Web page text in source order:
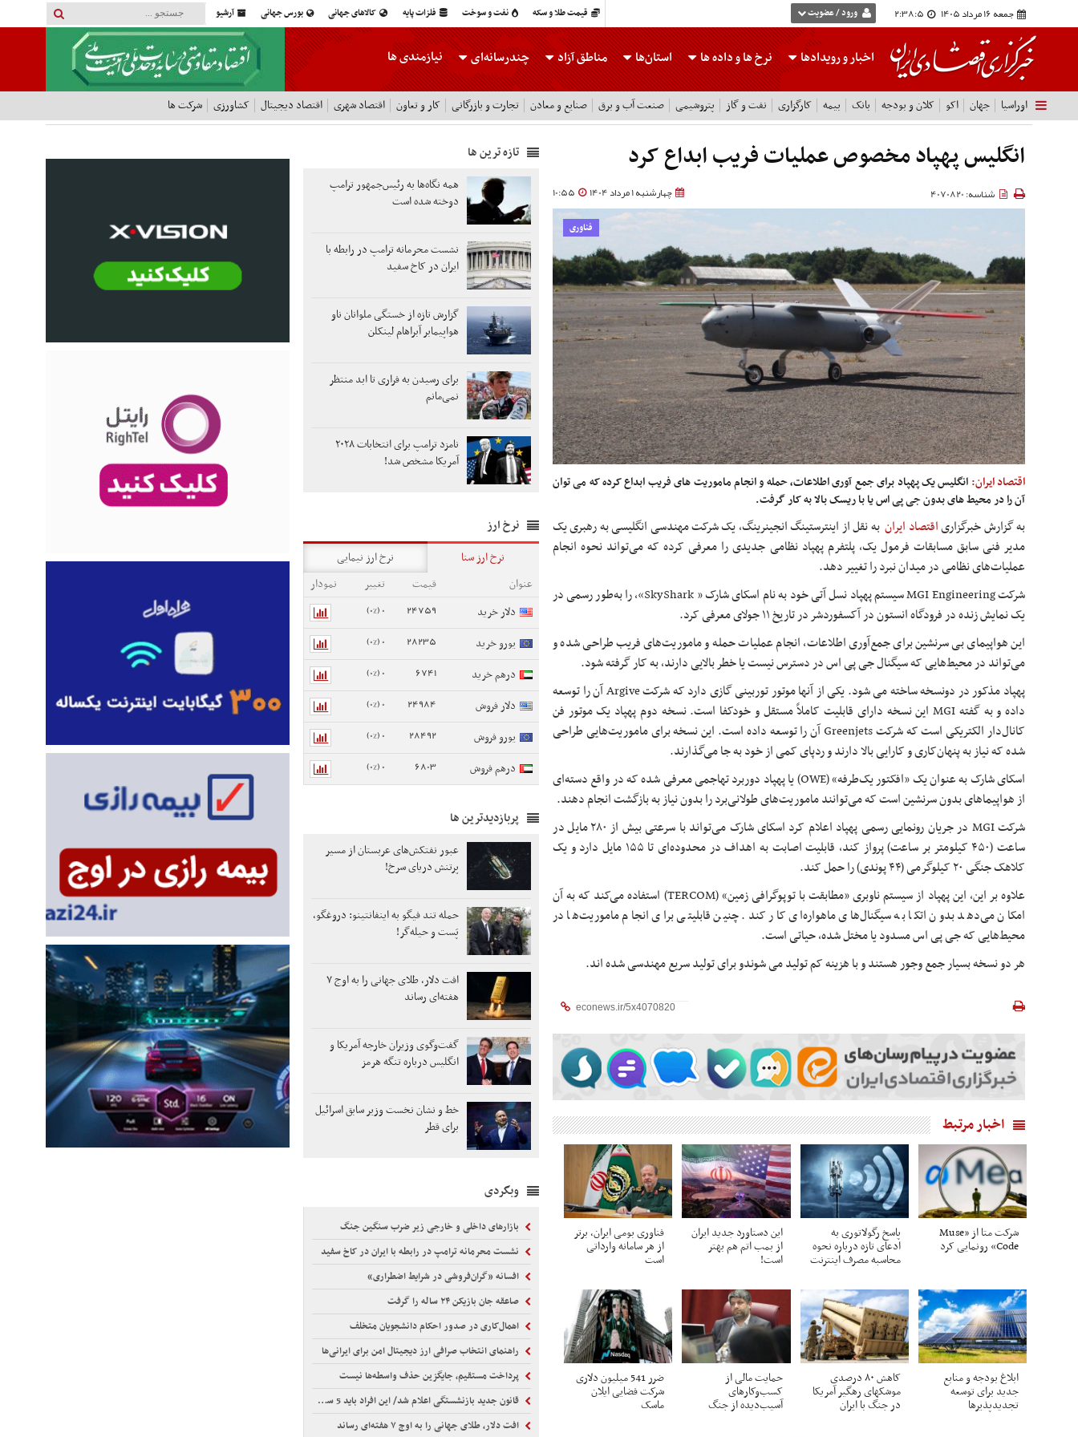
قیمت طلا و سکه نفت و سوخت فلزات پایه کالاهای جهانی بورس جهانی آرشیو جمعه 16 مرداد 1405 2:38:6 ورود / عضویت
اخبار و رویدادها نرخ هاو داده ها استان‌ها مناطق آزاد چندرسانه‌ای نیازمندی ها
اوراسیا جهان اکو کلان و بودجه بانک بیمه کارگزاری نفت و گاز پتروشیمی صنعت آب و برق صنایع و معادن تجارت و بازرگانی کار و تعاون اقتصاد شهری اقتصاد دیجیتال کشاورزی شرکت ها
انگلیس پهپاد مخصوص عملیات فریب ابداع کرد
چهارشنبه 1 مرداد 1404 10:55 شناسه: 4070820
فناوری
اقتصاد ایران: انگلیس یک پهپاد برای جمع آوری اطلاعات، حمله و انجام ماموریت های فریب ابداع کرده که می توان
آن را در محیط های بدون جی پی اس یا با ریسک بالا به کار گرفت.
به گزارش خبرگزاریاقتصاد ایرانبه نقل از اینترستینگ انجینرینگ، یک شرکت مهندسی انگلیسی به رهبری یک
مدیر فنی سابق مسابقات فرمول یک، پلتفرم پهپاد نظامی جدیدی را معرفی کرده که می‌تواند نحوه انجام
عملیات‌های نظامی در میدان نبرد را تغییر دهد.
شرکت MGI Engineering سیستم پهپاد نسل آتی خود به نام اسکای شارک « SkyShark»، را به‌طور رسمی در
یک نمایش زنده در فرودگاه انستون در آکسفوردشر در تاریخ ۱۱ جولای معرفی کرد.
این هواپیمای بی سرنشین برای جمع‌آوری اطلاعات، انجام عملیات حمله و ماموریت‌های فریب طراحی شده و
می‌تواند در محیط‌هایی که سیگنال جی پی اس در دسترس نیست یا خطر بالایی دارند، به کار گرفته شود.
پهپاد مذکور در دونسخه ساخته می شود. یکی از آنها موتور توربینی گازی دارد که شرکت Argive آن را توسعه
داده و به گفته MGI این نسخه دارای قابلیت کاملاً مستقل و خودکفا است. نسخه دوم پهپاد یک موتور فن
کانال‌دار الکتریکی است که شرکت Greenjets آن را توسعه داده است. این نسخه برای ماموریت‌هایی طراحی
شده که نیاز به پنهان‌کاری و کارایی بالا دارند و ردپای کمی از خود به جا می‌گذارند.
اسکای شارک به عنوان یک «افکتور یک‌طرفه» (OWE) یا پهپاد دوربرد تهاجمی معرفی شده که در واقع دسته‌ای
از هواپیماهای بدون سرنشین است که می‌توانند ماموریت‌های طولانی‌برد را بدون نیاز به بازگشت انجام دهند.
شرکت MGI در جریان رونمایی رسمی پهپاد اعلام کرد اسکای شارک می‌تواند با سرعتی بیش از ۲۸۰ مایل در
ساعت (۴۵۰ کیلومتر بر ساعت) پرواز کند، قابلیت اصابت به اهداف در محدوده‌ای تا ۱۵۵ مایل دارد و یک
کلاهک جنگی ۲۰ کیلوگرمی (۴۴ پوندی) را حمل کند.
علاوه بر این، این پهپاد از سیستم ناوبری «مطابقت با توپوگرافی زمین» (TERCOM) استفاده می‌کند که به آن
امکان می‌دهد بدون اتکا به سیگنال‌های ماهواره‌ای کار کند. چنین قابلیتی برای انجام ماموریت‌ها در
محیط‌هایی که جی پی اس مسدود یا مختل شده، حیاتی است.
هر دو نسخه بسیار جمع وجور هستند و با هزینه کم تولید می شوندو برای تولید سریع مهندسی شده اند.
اخبار مرتبط
شرکت متا از «Muse
Code» رونمایی کرد
پاسخ رگولاتوری به
ادعای تازه درباره نحوه
محاسبه مصرف اینترنت
این دستاورد جدید ایران
از بمب اتم هم بهتر
است!
فناوری بومی ایران، برتر
از هر سامانه وارداتی
است
ابلاغ بودجه و منابع
جدید برای توسعه
تجدیدپذیرها
کاهش ۸۰ درصدی
موشکهای رهگیر آمریکا
در جنگ با ایران
حمایت مالی از
کسب‌وکارهای
آسیب‌دیده از جنگ
ضرر 541 میلیون دلاری
شرکت فضایی ایلان
ماسک
تازه ترین ها
همه نگاه‌ها به رئیس‌جمهور ترامپ
دوخته شده است
نشست محرمانه ترامپ در رابطه با
ایران در کاخ سفید
گزارش تازه از خستگی ملوانان ناو
هواپیمابر آبراهام لینکلن
برای رسیدن به فراری تا ابد منتظر
نمی‌مانم
نامزد ترامپ برای انتخابات ۲۰۲۸
آمریکا مشخص شد!
نرخ ارز
نرخ ارز سنا
نرخ ارز نیمایی
عنوان
قیمت تغییر
نمودار
دلار خرید
24759
0 (0%)
یورو خرید 28235
0 (0%)
درهم خرید 6741
0 (0%)
دلار فروش 24984
0 (0%)
یورو فروش 28492
0 (0%)
درهم فروش 6803
0 (0%)
پربازدیدترین ها
عبور نفتکش‌های عربستان از مسیر
پرتنش دریای سرخ!
حمله تند فیگو به اینفانتینو: دروغگو،
پَست‌ و حیله‌گر!
افت دلار، طلای جهانی را به اوج ۷
هفته‌ای رساند
گفت‌وگوی وزیران خارجه آمریکا و
انگلیس درباره تنگه هرمز
خط و نشان نخست وزیر سابق اسرائیل
برای قطر
وبگردی
بازارهای داخلی و خارجی زیر ضرب سنگین جنگ
نشست محرمانه ترامپ در رابطه با ایران در کاخ سفید
افسانه «گران‌فروشی در شرایط اضطراری»
صاعقه جان بازیکن ۲۴ ساله را گرفت
اهمال‌کاری در صدور احکام‌ دانشجویان متخلف
راهنمای انتخاب صرافی ارز دیجیتال امن برای ایرانی‌ها
پرداخت مستقیم، جایگزین حذف واسطه‌ها نیست
قانون جدید بازنشستگی اعلام شد/ این افراد باید 5 سال بیشتر کار کنند
افت دلار، طلای جهانی را به اوج ۷ هفته‌ای رساند